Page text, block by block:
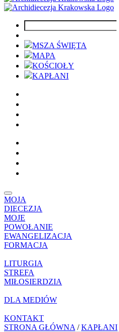
MSZA ŚWIĘTA
MAPA
KOŚCIOŁY
KAPŁANI
MOJA
DIECEZJA
MOJE
POWOŁANIE
EWANGELIZACJA
FORMACJA
LITURGIA
STREFA
MIŁOSIERDZIA
DLA MEDIÓW
KONTAKT
STRONA GŁÓWNA /KAPŁANI